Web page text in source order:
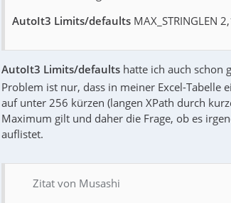
AutoIt3 Limits/defaults MAX_STRINGLEN
AutoIt3 Limits/defaults hatte ich auch schon
Problem ist nur, dass in meiner Excel-Tabelle
auf unter 256 kürzen (langen XPath durch
Maximum gilt und daher die Frage, ob es
auflistet.
Zitat von Musashi